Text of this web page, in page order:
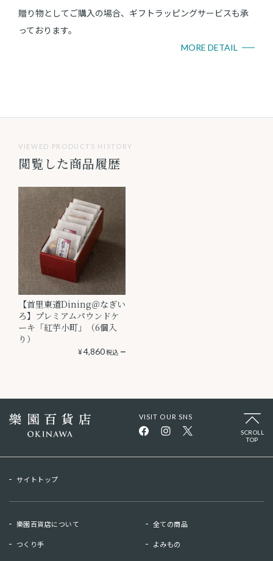
贈り物としてご購入の場合、ギフトラッピングサービスも承
っております。
MORE DETAIL
VIEWED PRODUCTS HISTORY
閲覧した商品履歴
【首里東道Dining＠なぎい
ろ】プレミアムパウンドケ
ーキ「紅芋小町」（6個入
り）
¥4,860税込
VISIT OUR SNS
SCROLL
TOP
サイトトップ
樂園百貨店について 全ての商品
つくり手 よみもの